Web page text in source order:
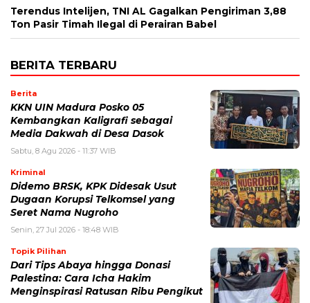
Terendus Intelijen, TNI AL Gagalkan Pengiriman 3,88
Ton Pasir Timah Ilegal di Perairan Babel
BERITA TERBARU
Berita
KKN UIN Madura Posko 05
Kembangkan Kaligrafi sebagai
Media Dakwah di Desa Dasok
Sabtu, 8 Agu 2026 - 11:37 WIB
Kriminal
Didemo BRSK, KPK Didesak Usut
Dugaan Korupsi Telkomsel yang
Seret Nama Nugroho
Senin, 27 Jul 2026 - 18:48 WIB
Topik Pilihan
Dari Tips Abaya hingga Donasi
Palestina: Cara Icha Hakim
Menginspirasi Ratusan Ribu Pengikut